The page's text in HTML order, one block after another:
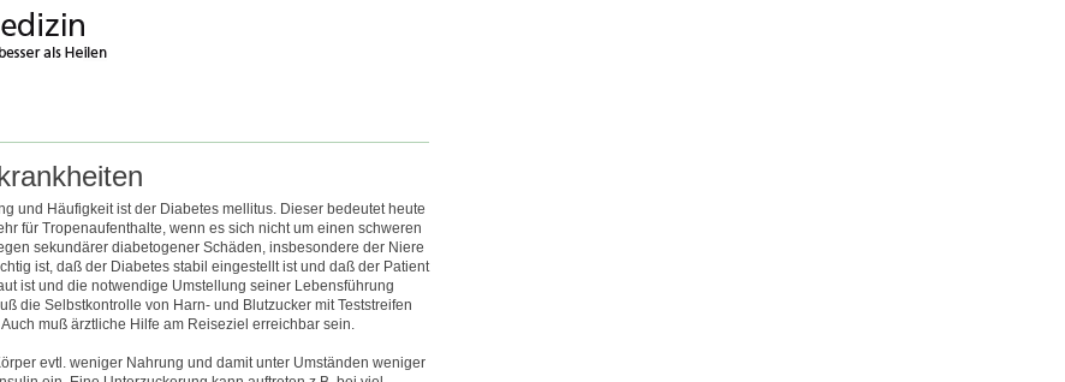
und Häufigkeit ist der Diabetes mellitus. Dieser bedeutet heute
für Tropenaufenthalte, wenn es sich nicht um einen schweren
sekundärer diabetogener Schäden, insbesondere der Niere
ist, daß der Diabetes stabil eingestellt ist und daß der Patient
ist und die notwendige Umstellung seiner Lebensführung
die Selbstkontrolle von Harn- und Blutzucker mit Teststreifen
muß ärztliche Hilfe am Reiseziel erreichbar sein.
evtl. weniger Nahrung und damit unter Umständen weniger